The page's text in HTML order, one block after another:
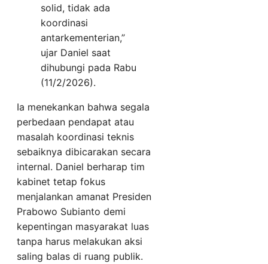
solid, tidak ada
koordinasi
antarkementerian,”
ujar Daniel saat
dihubungi pada Rabu
(11/2/2026).
Ia menekankan bahwa segala
perbedaan pendapat atau
masalah koordinasi teknis
sebaiknya dibicarakan secara
internal. Daniel berharap tim
kabinet tetap fokus
menjalankan amanat Presiden
Prabowo Subianto demi
kepentingan masyarakat luas
tanpa harus melakukan aksi
saling balas di ruang publik.